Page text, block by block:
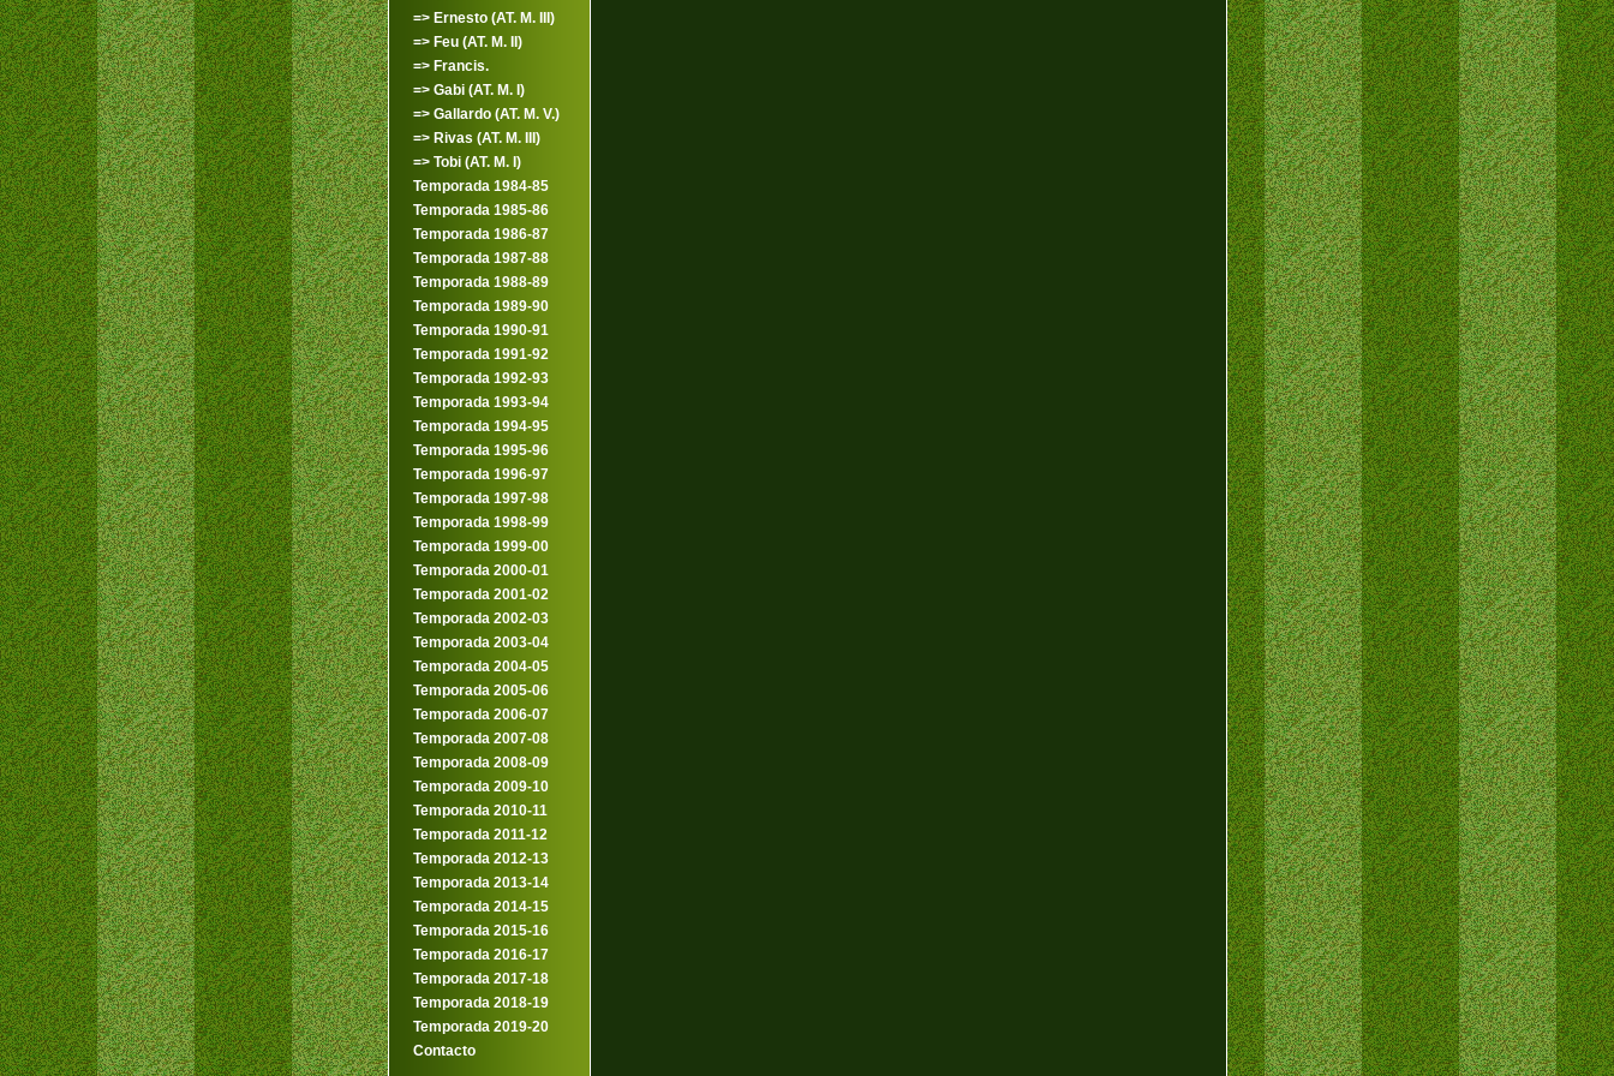
=> Ernesto (AT. M. III)
=> Feu (AT. M. II)
=> Francis.
=> Gabi (AT. M. I)
=> Gallardo (AT. M. V.)
=> Rivas (AT. M. III)
=> Tobi (AT. M. I)
Temporada 1984-85
Temporada 1985-86
Temporada 1986-87
Temporada 1987-88
Temporada 1988-89
Temporada 1989-90
Temporada 1990-91
Temporada 1991-92
Temporada 1992-93
Temporada 1993-94
Temporada 1994-95
Temporada 1995-96
Temporada 1996-97
Temporada 1997-98
Temporada 1998-99
Temporada 1999-00
Temporada 2000-01
Temporada 2001-02
Temporada 2002-03
Temporada 2003-04
Temporada 2004-05
Temporada 2005-06
Temporada 2006-07
Temporada 2007-08
Temporada 2008-09
Temporada 2009-10
Temporada 2010-11
Temporada 2011-12
Temporada 2012-13
Temporada 2013-14
Temporada 2014-15
Temporada 2015-16
Temporada 2016-17
Temporada 2017-18
Temporada 2018-19
Temporada 2019-20
Contacto